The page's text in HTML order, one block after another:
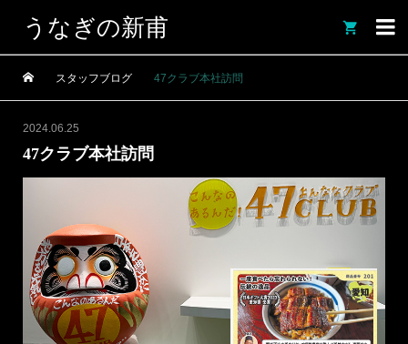
うなぎの新甫 
スタッフブログ 47クラブ本社訪問
2024.06.25
47クラブ本社訪問